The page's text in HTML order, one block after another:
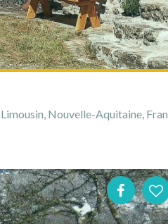
Nouvelle-Aquitaine, France